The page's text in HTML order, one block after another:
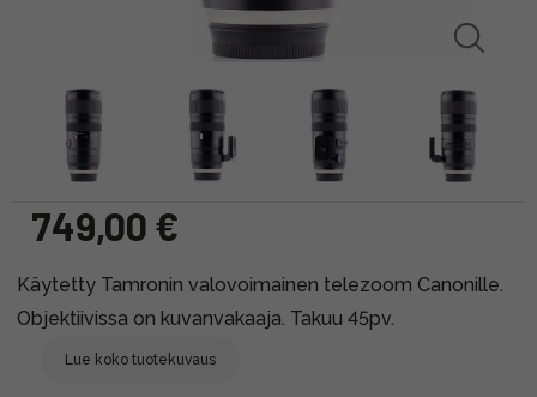
749,00 €
Käytetty Tamronin valovoimainen telezoom Canonille.
Objektiivissa on kuvanvakaaja. Takuu 45pv.
Lue koko tuotekuvaus